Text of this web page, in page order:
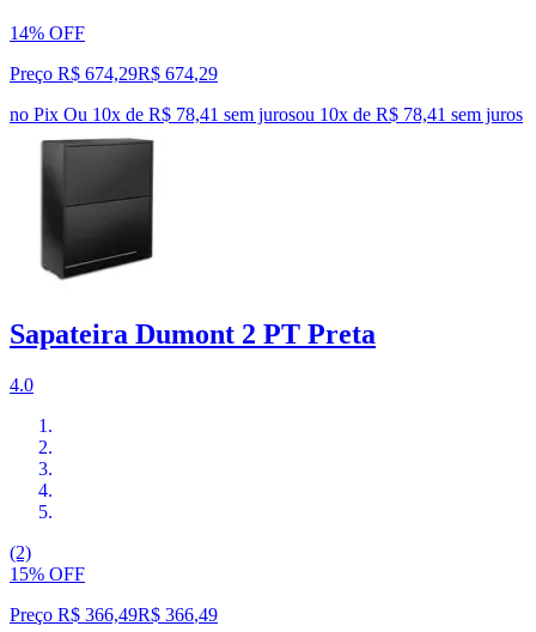
14% OFF
Preço R$ 674,29R$ 674,29
no Pix Ou 10x de R$ 78,41 sem jurosou 10x de R$ 78,41 sem juros
Sapateira Dumont 2 PT Preta
4.0
(2)
15% OFF
Preço R$ 366,49R$ 366,49